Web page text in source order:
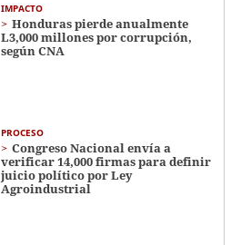
IMPACTO
Honduras pierde anualmente
L3,000 millones por corrupción,
según CNA
PROCESO
Congreso Nacional envía a
verificar 14,000 firmas para definir
juicio político por Ley
Agroindustrial